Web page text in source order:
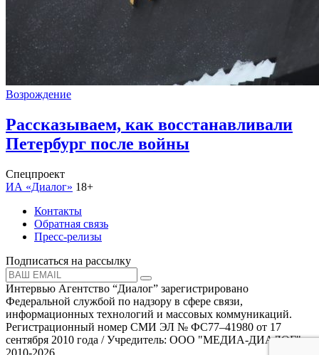
Возрождение
Рассказываем, как восстанавливали
Петербург после войны
Спецпроект
ИА «Диалог» 18+
Контакты
Обратная связь
Пресс-релизы
Подписаться на рассылку
Интервью Агентство “Диалог” зарегистрировано
Федеральной службой по надзору в сфере связи,
информационных технологий и массовых коммуникаций.
Регистрационный номер СМИ ЭЛ № ФС77–41980 от 17
сентября 2010 года / Учредитель: ООО "МЕДИА-ДИАЛОГ"
2010-2026